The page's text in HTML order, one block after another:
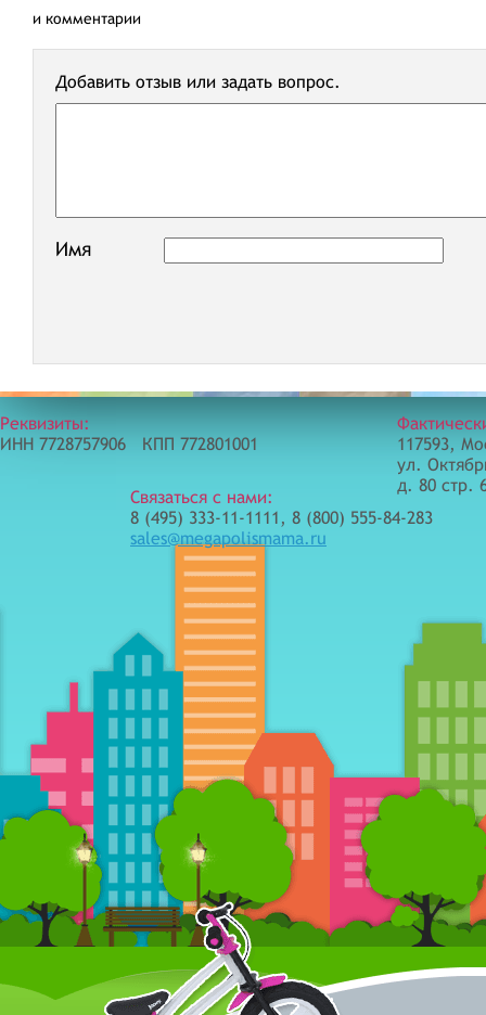
и комментарии
Добавить отзыв или задать вопрос.
Имя
Реквизиты:
ИНН 7728757906 КПП 772801001
Связаться с нами:
8 (495) 333-11-1111, 8 (800) 555-84-283
sales@megapolismama.ru
117593,
ул.
д. 80 стр.